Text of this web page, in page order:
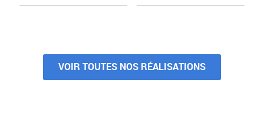
VOIR TOUTES NOS RÉALISATIONS